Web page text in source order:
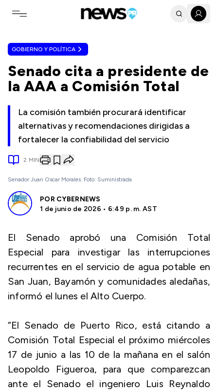
Toggle navigation menu
GOBIERNO Y POLÍTICA
Senado cita a presidente de
la AAA a Comisión Total
La comisión también procurará identificar
alternativas y recomendaciones dirigidas a
fortalecer la confiabilidad del servicio
2 MIN
Senador Juan Oscar Morales. Foto: Suministrada
POR CYBERNEWS
1 de junio de 2026 • 6:49 p. m. AST
El Senado aprobó una Comisión Total
Especial para investigar las interrupciones
recurrentes en el servicio de agua potable en
San Juan, Bayamón y comunidades aledañas,
informó el lunes el Alto Cuerpo.
“El Senado de Puerto Rico, está citando a
Comisión Total Especial el próximo miércoles
17 de junio a las 10 de la mañana en el salón
Leopoldo Figueroa, para que comparezcan
ante el Senado el ingeniero Luis Reynaldo